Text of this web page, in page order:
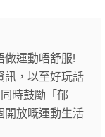
做運動唔舒服!
訊，以至好玩話
時鼓勵「郁
開放嘅運動生活